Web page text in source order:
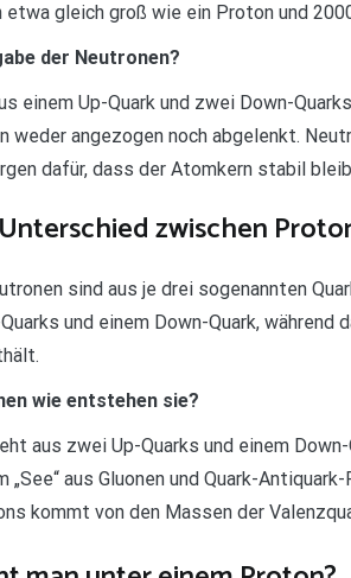
gleich groß wie ein Proton und
der Neutronen?
einem Up-Quark und zwei Down-
weder angezogen noch abgelenkt.
dafür, dass der Atomkern stabil
zwischen
sind aus je drei sogenannten
und einem Down-Quark, während
wie entstehen sie?
aus zwei Up-Quarks und einem
„See“ aus Gluonen und Quark-
kommt von den Massen der